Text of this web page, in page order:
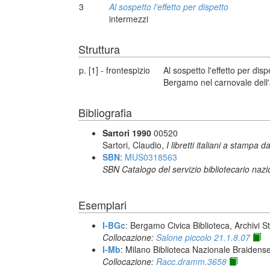
3
Al sospetto l'effetto per dispetto
intermezzi
Struttura
p. [1] - frontespizio
Al sospetto l'effetto per
Bergamo nel carnovale
Bibliografia
Sartori 1990 00520
Sartori, Claudio, I libretti italiani a stampa
SBN: MUS0318563
SBN Catalogo del servizio bibliotecario
Esemplari
I-BGc: Bergamo Civica Biblioteca, Archivi
Collocazione: Salone piccolo 21.1.8.07
I-Mb: Milano Biblioteca Nazionale
Collocazione: Racc.dramm.3658